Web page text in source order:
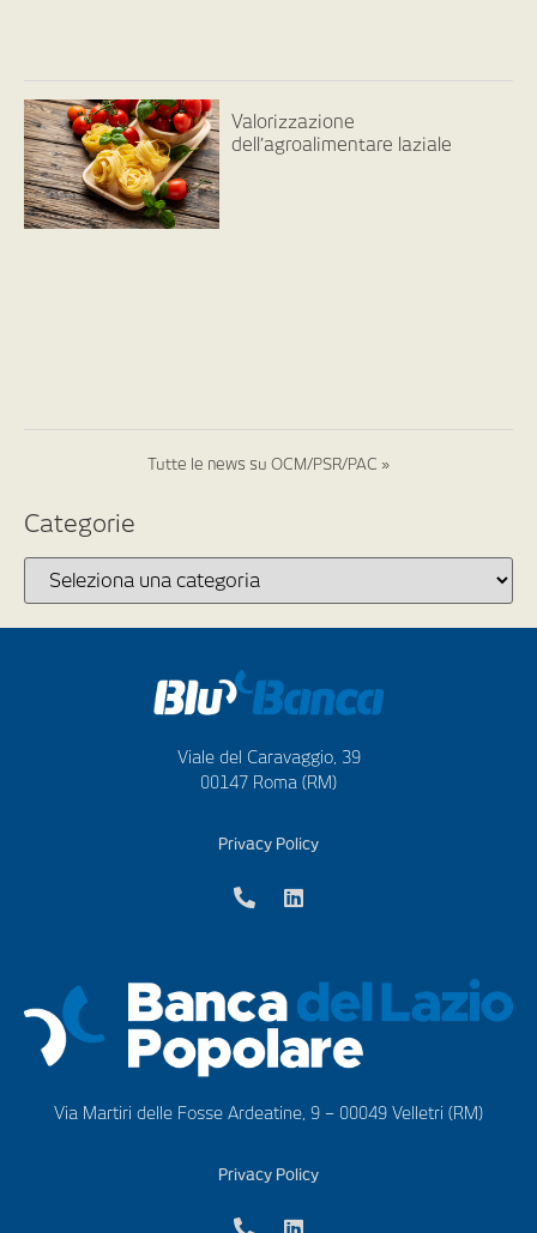
Valorizzazione
dell’agroalimentare laziale
Tutte le news su OCM/PSR/PAC »
Categorie
Viale del Caravaggio, 39
00147 Roma (RM)
Privacy Policy
Via Martiri delle Fosse Ardeatine, 9 – 00049 Velletri (RM)
Privacy Policy